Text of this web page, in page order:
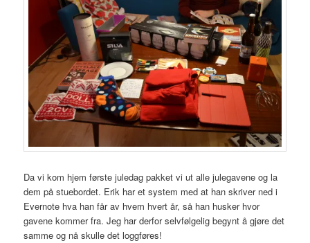
Da vi kom hjem første juledag pakket vi ut alle julegavene og la
dem på stuebordet. Erik har et system med at han skriver ned i
Evernote hva han får av hvem hvert år, så han husker hvor
gavene kommer fra. Jeg har derfor selvfølgelig begynt å gjøre det
samme og nå skulle det loggføres!